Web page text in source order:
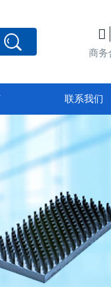

商务
联系我们